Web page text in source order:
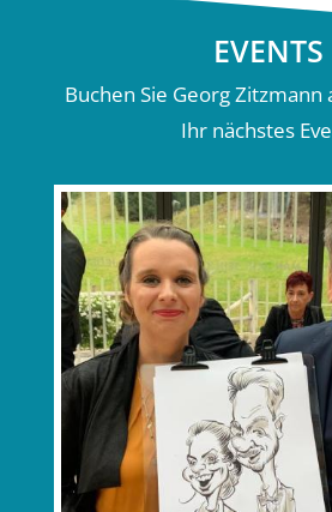
EVENTS
Buchen Sie Georg
Ihr nächstes